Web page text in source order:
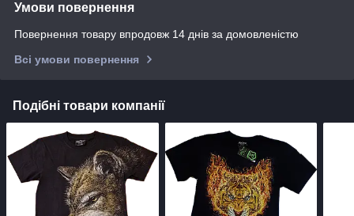
Умови повернення
Повернення товару впродовж 14 днів за домовленістю
Всі умови повернення
Подібні товари компанії